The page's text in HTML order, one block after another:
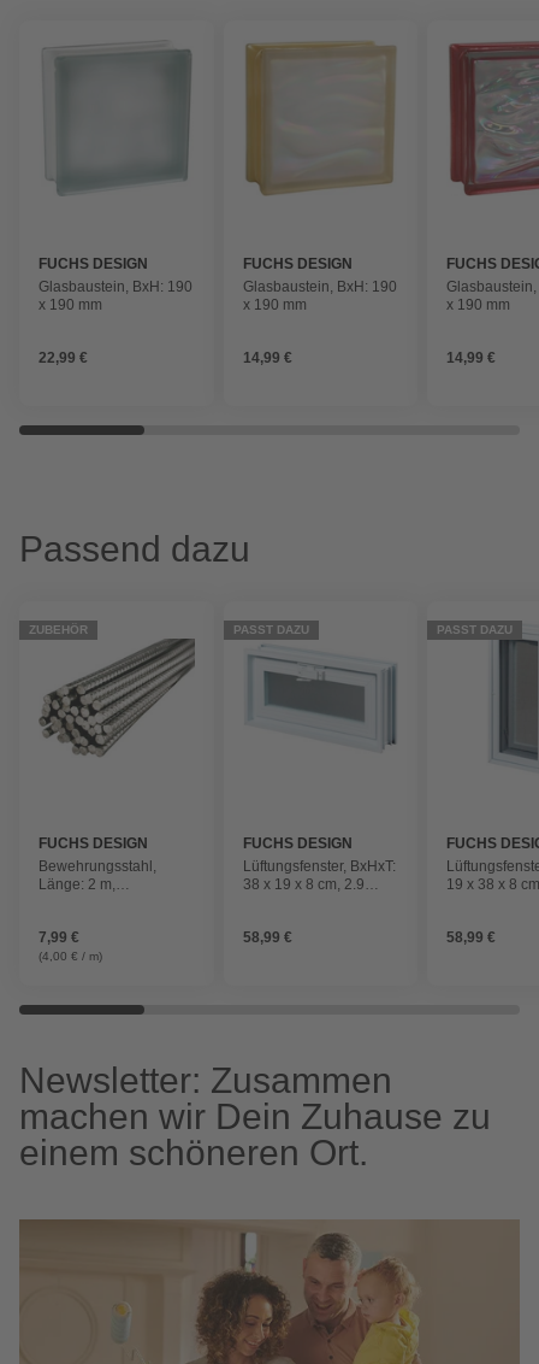
FUCHS DESIGN
Glasbaustein, BxH: 190
x 190 mm
22,99 €
FUCHS DESIGN
Glasbaustein, BxH: 190
x 190 mm
14,99 €
FUCHS
x 190 mm
14,99 €
Passend dazu
ZUBEHÖR
FUCHS DESIGN
Bewehrungsstahl,
Länge: 2 m,
7,99 €
(4,00 € / m)
PASST DAZU
FUCHS DESIGN
Lüftungsfenster, BxHxT:
38 x 19 x 8 cm, 2.9
58,99 €
PASST DAZU
FUCHS
19 x 38 x 8
58,99 €
Newsletter: Zusammen
machen wir Dein Zuhause zu
einem schöneren Ort.